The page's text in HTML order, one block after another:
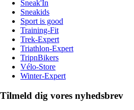
Sneak'In
Sneakids
Sport is good
Training-Fit
Trek-Expert
Triathlon-Expert
TripnBikers
Vélo-Store
Winter-Expert
Tilmeld dig vores nyhedsbrev